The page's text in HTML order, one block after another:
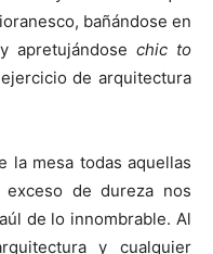
bañándose en
apretujándose chic to
de arquitectura
la mesa todas aquellas
exceso de dureza nos
de lo innombrable. Al
y cualquier